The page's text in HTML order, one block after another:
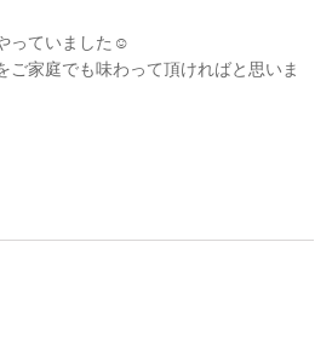
っていました☺︎
ご家庭でも味わって頂ければと思いま